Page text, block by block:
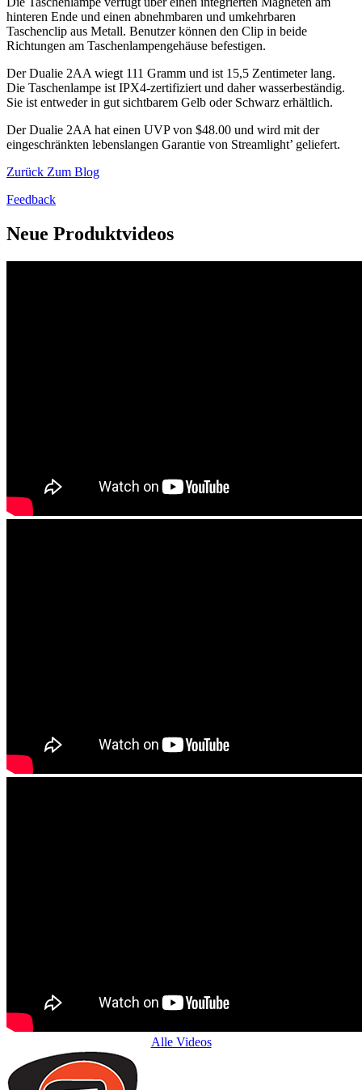
hinteren Ende und einen abnehmbaren und umkehrbaren
Taschenclip aus Metall. Benutzer können den Clip in beide
Richtungen am Taschenlampengehäuse befestigen.
Der Dualie 2AA wiegt 111 Gramm und ist 15,5 Zentimeter lang.
Die Taschenlampe ist IPX4-zertifiziert und daher wasserbeständig.
Sie ist entweder in gut sichtbarem Gelb oder Schwarz erhältlich.
Der Dualie 2AA hat einen UVP von $48.00 und wird mit der
eingeschränkten lebenslangen Garantie von Streamlight’ geliefert.
Zurück Zum Blog
Feedback
Neue Produktvideos
Alle Videos